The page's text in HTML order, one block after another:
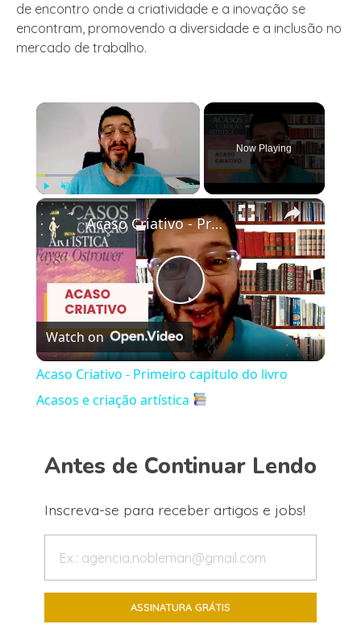
de encontro onde a criatividade e a inovação se
encontram, promovendo a diversidade e a inclusão no
mercado de trabalho.
×
Play Unmute
Now Playing
×
Play
Video
Acaso Criativo - Primeiro capitulo do livro Acasos e criação artística
Watch on
Acaso Criativo - Primeiro capitulo do livro
Acasos e criação artística
Antes de Continuar Lendo
Inscreva-se para receber artigos e jobs!